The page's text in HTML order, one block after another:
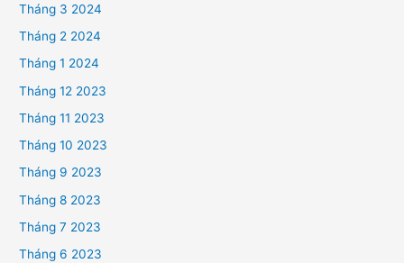
Tháng 3 2024
Tháng 2 2024
Tháng 1 2024
Tháng 12 2023
Tháng 11 2023
Tháng 10 2023
Tháng 9 2023
Tháng 8 2023
Tháng 7 2023
Tháng 6 2023